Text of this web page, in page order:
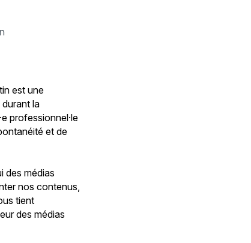
est une
la
professionnel·le
et de
des médias
nos contenus,
tient
des médias